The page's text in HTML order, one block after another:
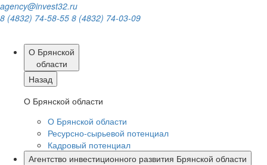
agency@invest32.ru
8 (4832) 74-58-55 8 (4832) 74-03-09
О Брянской
области
Назад
О Брянской области
О Брянской области
Ресурсно-сырьевой потенциал
Кадровый потенциал
Агентство инвестиционного развития Брянской области